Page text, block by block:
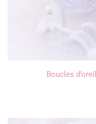
Boucles